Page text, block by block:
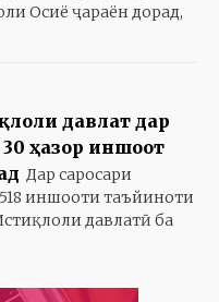
Осиё ҷараён дорад,
давлат дар
ҳазор иншоот
Дар саросари
иншооти таъйиноти
давлатӣ ба